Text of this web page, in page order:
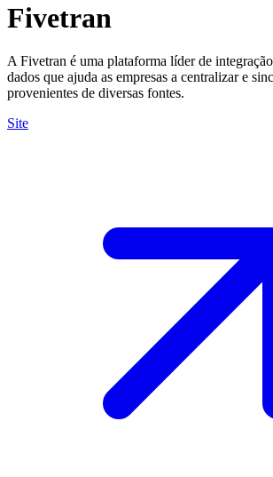
Fivetran
A Fivetran é uma plataforma líder de
dados que ajuda as empresas a centralizar e
provenientes de diversas fontes.
Site